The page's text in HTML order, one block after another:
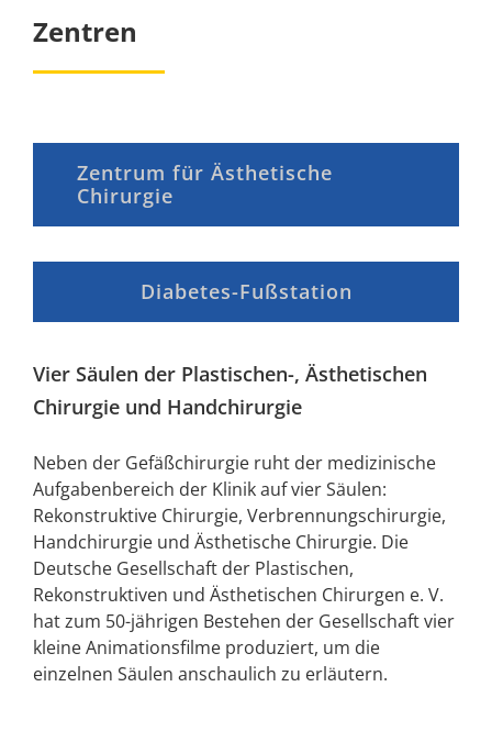
Zentren
Zentrum für Ästhetische
Chirurgie
Diabetes-Fußstation
Vier Säulen der Plastischen-, Ästhetischen
Chirurgie und Handchirurgie
Neben der Gefäßchirurgie ruht der medizinische
Aufgabenbereich der Klinik auf vier Säulen:
Rekonstruktive Chirurgie, Verbrennungschirurgie,
Handchirurgie und Ästhetische Chirurgie. Die
Deutsche Gesellschaft der Plastischen,
Rekonstruktiven und Ästhetischen Chirurgen e. V.
hat zum 50-jährigen Bestehen der Gesellschaft vier
kleine Animationsfilme produziert, um die
einzelnen Säulen anschaulich zu erläutern.